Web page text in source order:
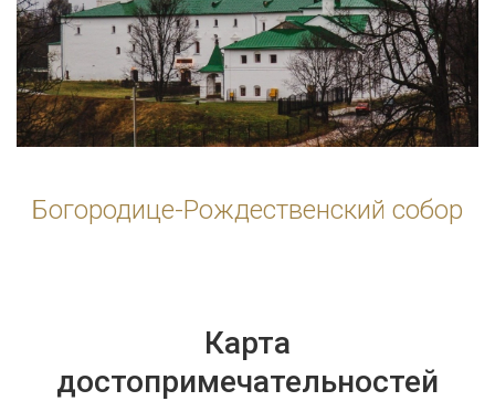
Богородице-Рождественский собор
Карта
достопримечательностей